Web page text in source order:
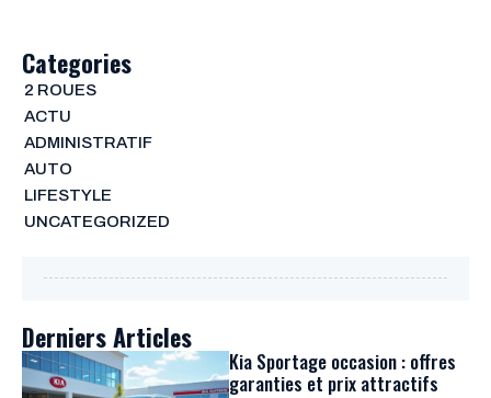
Categories
2 ROUES
ACTU
ADMINISTRATIF
AUTO
LIFESTYLE
UNCATEGORIZED
Derniers Articles
Kia Sportage occasion : offres
garanties et prix attractifs